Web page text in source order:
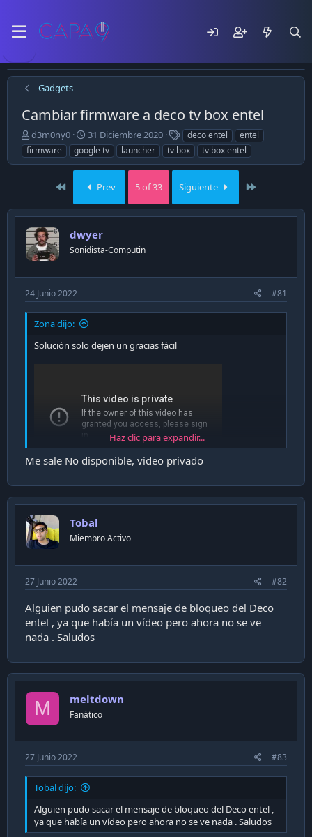
Gadgets
Cambiar firmware a deco tv box entel
E
m
p
e
t
e
m
d3m0ny0
F
e
c
h
a
e
u
b
c
i
n
31 Diciembre 2020
T
a
g
s
deco entel
entel
firmware
google tv launcher tv box tv box entel
Prev 5 of 33 Siguiente
dwyer
Sonidista-Computin
24 Junio 2022 #81
Zona dijo:
Solución solo dejen un gracias fácil
Haz clic para expandir...
Me sale No disponible, video privado
Tobal
Miembro Activo
27 Junio 2022 #82
Alguien pudo sacar el mensaje de bloqueo del Deco
entel , ya que había un vídeo pero ahora no se ve
nada . Saludos
M meltdown
Fanático
27 Junio 2022 #83
Tobal dijo:
Alguien pudo sacar el mensaje de bloqueo del Deco entel ,
ya que había un vídeo pero ahora no se ve nada . Saludos